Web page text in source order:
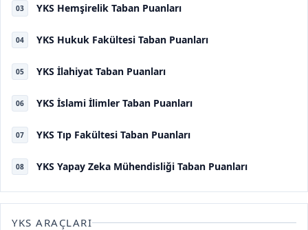
03 YKS Hemşirelik Taban Puanları
04 YKS Hukuk Fakültesi Taban Puanları
05 YKS İlahiyat Taban Puanları
06 YKS İslami İlimler Taban Puanları
07 YKS Tıp Fakültesi Taban Puanları
08 YKS Yapay Zeka Mühendisliği Taban Puanları
YKS ARAÇLARI